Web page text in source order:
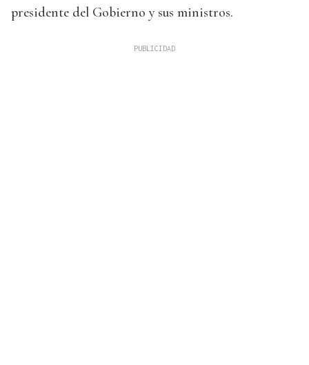
presidente del Gobierno y sus ministros.